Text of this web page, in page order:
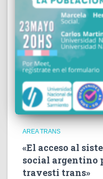
AREA TRANS
«El acceso al
social argentino
travesti trans»